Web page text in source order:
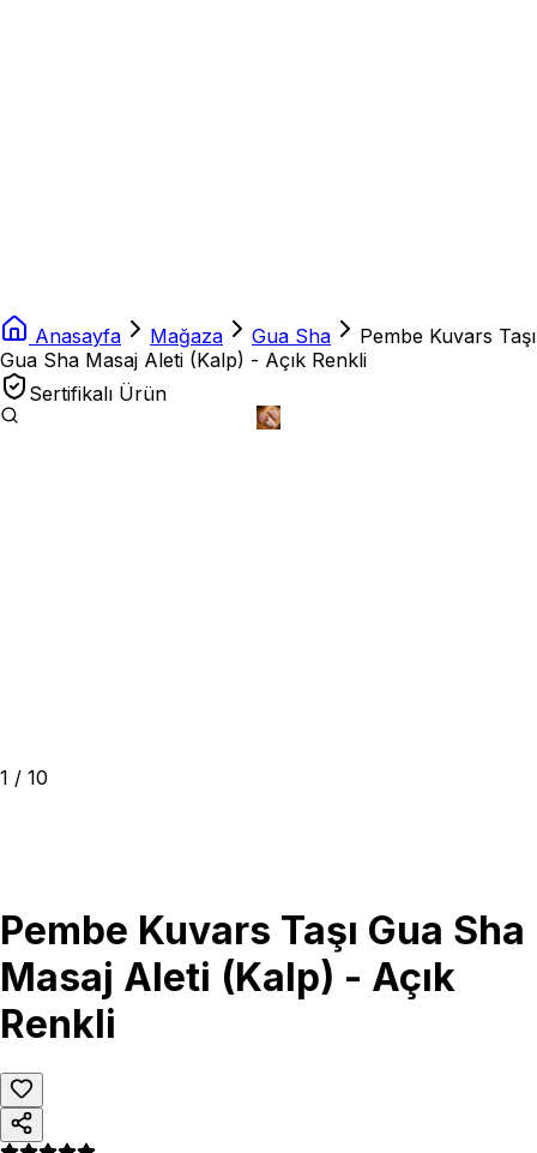
Anasayfa Mağaza Gua Sha
Pembe Kuvars Taşı
Gua Sha Masaj Aleti (Kalp) - Açık Renkli
Sertifikalı Ürün
1 / 10
Pembe Kuvars Taşı Gua Sha
Masaj Aleti (Kalp) - Açık
Renkli